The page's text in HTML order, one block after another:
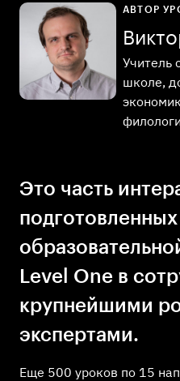
Это часть
подготовленных
Level One в
крупнейшими
экспертами.
Еще 500 уроков по 15
АВТОР
Учитель
школе,